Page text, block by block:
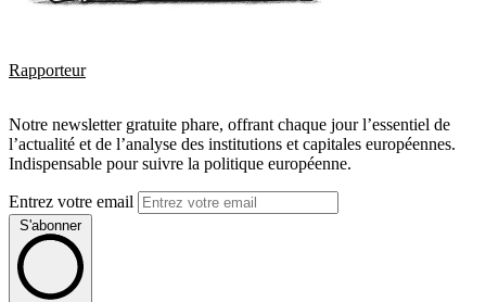
Rapporteur
Notre newsletter gratuite phare, offrant chaque jour l’essentiel de
l’actualité et de l’analyse des institutions et capitales européennes.
Indispensable pour suivre la politique européenne.
Entrez votre email
S'abonner